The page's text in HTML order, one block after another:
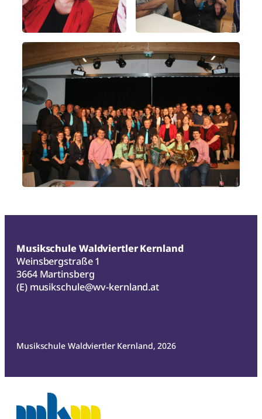
Musikschule Waldviertler Kernland
Weinsbergstraße 1
3664 Martinsberg
(E) musikschule@wv-kernland.at
Musikschule Waldviertler Kernland, 2026